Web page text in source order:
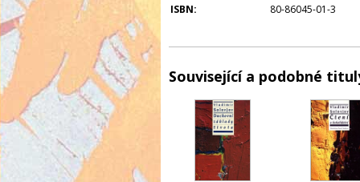
ISBN:
80-86045-01-3
Související a podobné